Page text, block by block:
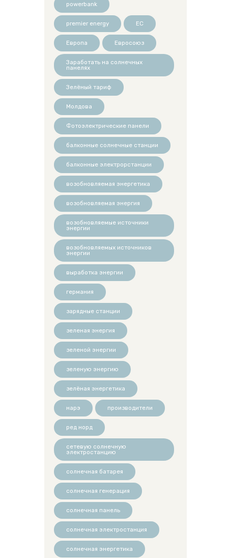
powerbank
premier energy ЕС
Европа Евросоюз
Заработать на солнечных
панелях
Зелёный тариф
Молдова
Фотоэлектрические панели
балконные солнечные станции
балконные электрорстанции
возобновляемая энергетика
возобновляемая энергия
возобновляемые источники
энергии
возобновляемых источников
энергии
выработка энергии
германия
зарядные станции
зеленая энергия
зеленой энергии
зеленую энергию
зелёная энергетика
нарэ производители
ред норд
сетевую солнечную
электростанцию
солнечная батарея
солнечная генерация
солнечная панель
солнечная электростанция
солнечная энергетика